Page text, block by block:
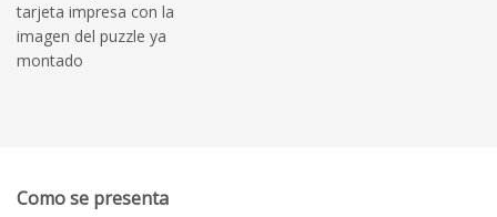
tarjeta impresa con la
imagen del puzzle ya
montado
Como se presenta